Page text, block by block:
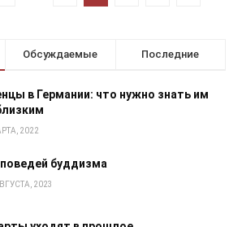
Обсуждаемые Последние
в Германии: что нужно знать им
2022
буддизма
2023